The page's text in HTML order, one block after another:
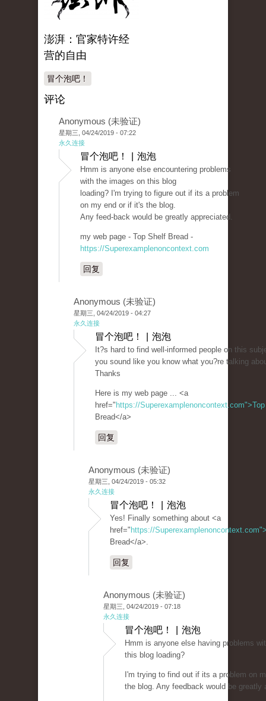
澎湃：官家特许经
营的自由
冒个泡吧！
评论
Anonymous (未验证)
星期三, 04/24/2019 - 07:22
永久连接
冒个泡吧！ | 泡泡
Hmm is anyone else encountering problems
with the images on this blog
loading? I'm trying to figure out if its a problem
on my end or if it's the blog.
Any feed-back would be greatly appreciated.
my web page - Top Shelf Bread -
https://Superexamplenoncontext.com
回复
Anonymous (未验证)
星期三, 04/24/2019 - 04:27
永久连接
冒个泡吧！ | 泡泡
It?s hard to find well-informed people on this
you sound like you know what you?re talking
Thanks
Here is my web page ... <a
href=" https://Superexamplenoncontext.com">Top
Bread</a>
回复
Anonymous (未验证)
星期三, 04/24/2019 - 05:32
永久连接
冒个泡吧！ | 泡泡
Yes! Finally something about <a
href=" https://
Bread</a>.
回复
Anonymous (未验证)
星期三, 04/24/2019 - 07:18
永久连接
冒个泡吧！ | 泡泡
Hmm is anyone else having problems
this blog loading?
I'm trying to find out if its a problem on
the blog. Any feedback would be greatly